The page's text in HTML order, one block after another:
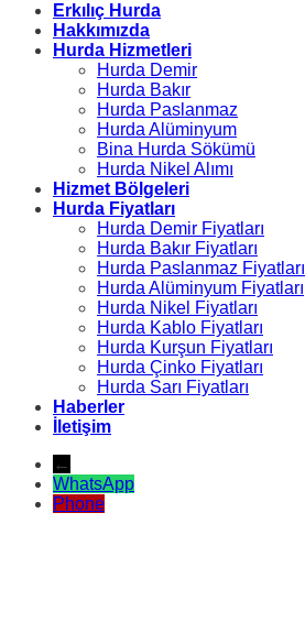
Erkılıç Hurda
Hakkımızda
Hurda Hizmetleri
Hurda Demir
Hurda Bakır
Hurda Paslanmaz
Hurda Alüminyum
Bina Hurda Sökümü
Hurda Nikel Alımı
Hizmet Bölgeleri
Hurda Fiyatları
Hurda Demir Fiyatları
Hurda Bakır Fiyatları
Hurda Paslanmaz Fiyatları
Hurda Alüminyum Fiyatları
Hurda Nikel Fiyatları
Hurda Kablo Fiyatları
Hurda Kurşun Fiyatları
Hurda Çinko Fiyatları
Hurda Sarı Fiyatları
Haberler
İletişim
←
WhatsApp
Phone